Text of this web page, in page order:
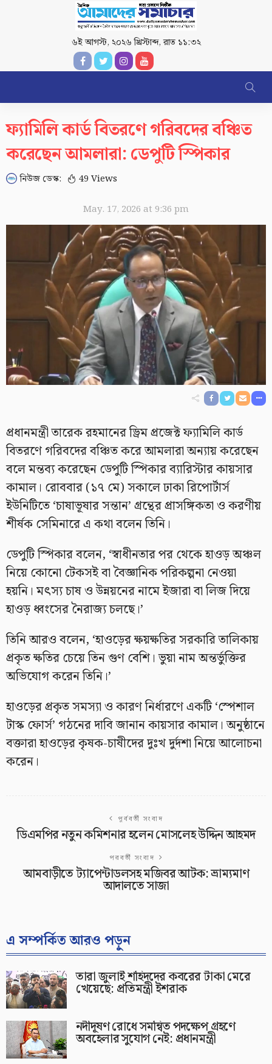
৬ই আগস্ট, ২০২৬ খ্রিস্টাব্দ,রাত ১১:৩২
ফ্যামিলি কার্ড বিতরণে গরিবদের বঞ্চিত
করেছেন আমলারা: ডেপুটি স্পিকার
নিউজ ডেস্ক: 49 Views
May. 17, 2026 at 9:36 pm
প্রধানমন্ত্রী তারেক রহমানের ড্রিম প্রজেক্ট ফ্যামিলি কার্ড
বিতরণে গরিবদের বঞ্চিত করে আমলারা অন্যায় করেছেন
বলে মন্তব্য করেছেন ডেপুটি স্পিকার ব্যারিস্টার কায়সার
কামাল। রোববার (১৭ মে) সকালে ঢাকা রিপোর্টার্স
ইউনিটিতে ‘চাষাভূষার সন্তান’ গ্রন্থের প্রাসঙ্গিকতা ও করণীয়
শীর্ষক সেমিনারে এ কথা বলেন তিনি।
ডেপুটি স্পিকার বলেন, ‘স্বাধীনতার পর থেকে হাওড় অঞ্চল
নিয়ে কোনো টেকসই বা বৈজ্ঞানিক পরিকল্পনা নেওয়া
হয়নি। মৎস্য চাষ ও উন্নয়নের নামে ইজারা বা লিজ দিয়ে
হাওড় ধ্বংসের নৈরাজ্য চলছে।’
তিনি আরও বলেন, ‘হাওড়ের ক্ষয়ক্ষতির সরকারি তালিকায়
প্রকৃত ক্ষতির চেয়ে তিন গুণ বেশি। ভুয়া নাম অন্তর্ভুক্তির
অভিযোগ করেন তিনি।’
হাওড়ের প্রকৃত সমস্যা ও কারণ নির্ধারণে একটি ‘স্পেশাল
টাস্ক ফোর্স’ গঠনের দাবি জানান কায়সার কামাল। অনুষ্ঠানে
বক্তারা হাওড়ের কৃষক-চাষীদের দুঃখ দুর্দশা নিয়ে আলোচনা
করেন।
পূর্ববর্তী সংবাদ
ডিএমপির নতুন কমিশনার হলেন মোসলেহ উদ্দিন আহমদ
পরবর্তী সংবাদ
আমবাড়ীতে ট্যাপেন্টাডলসহ মজিবর আটক: ভ্রাম্যমাণ
আদালতে সাজা
এ সম্পর্কিত আরও পড়ুন
তারা জুলাই শহিদদের কবরের টাকা মেরে
খেয়েছে: প্রতিমন্ত্রী ইশরাক
নদীদূষণ রোধে সমন্বিত পদক্ষেপ গ্রহণে
অবহেলার সুযোগ নেই: প্রধানমন্ত্রী